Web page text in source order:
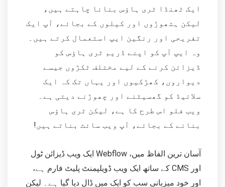
ایک ٹھنڈا ٹری ہاؤس بنانا چاہتے ہیں،
لیکن ہتھوڑوں اور کیلوں کے بجائے، آپ ایک
تفریحی اور رنگین ایپ استعمال کرتے ہیں۔
وہ ایپ آپ کو اپنے ڈریم ٹری ہاؤس کو
ڈیزائن کرنے کے لیے مختلف ٹکڑوں جیسے
دیواروں، کھڑکیوں اور یہاں تک کہ ایک
سلائیڈ کو گھسیٹنے اور چھوڑنے دیتی ہے۔
ویب فلو اس طرح کا ہے، لیکن ٹری ہاؤس
بنانے کے بجائے، آپ ویب سائٹ بناتے ہیں!
آسان ترین الفاظ میں، Webflow ایک ویب ڈیزائن ٹول
اور CMS کے ساتھ ایک ویب ڈویلپمنٹ پلیٹ فارم ہے،
اور خود میزبانی سب کو ایک میں ڈال دیا گیا ہے۔ لیکن